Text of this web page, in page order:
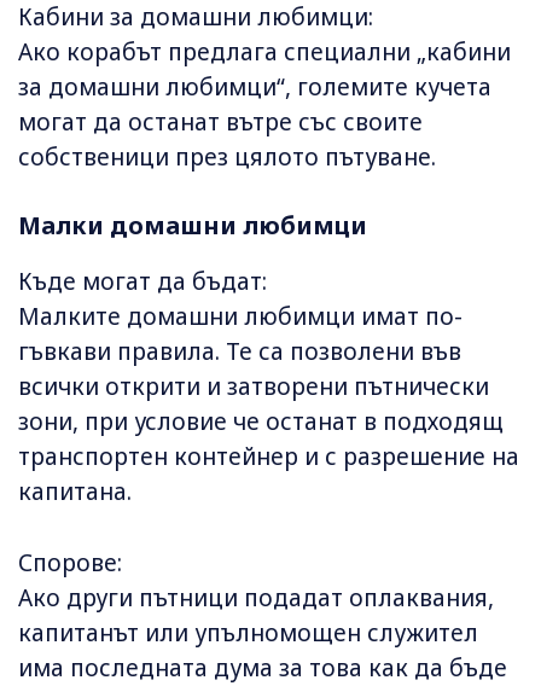
Кабини за домашни любимци:
Ако корабът предлага специални „кабини
за домашни любимци“, големите кучета
могат да останат вътре със своите
собственици през цялото пътуване.
Малки домашни любимци
Къде могат да бъдат:
Малките домашни любимци имат по-
гъвкави правила. Те са позволени във
всички открити и затворени пътнически
зони, при условие че останат в подходящ
транспортен контейнер и с разрешение на
капитана.
Спорове:
Ако други пътници подадат оплаквания,
капитанът или упълномощен служител
има последната дума за това как да бъде